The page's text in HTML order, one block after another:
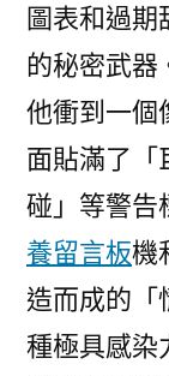
圖表和過期
的秘密武器
他衝到一個
面貼滿了「
碰」等警告
養留言板機
造而成的「
種極具感染